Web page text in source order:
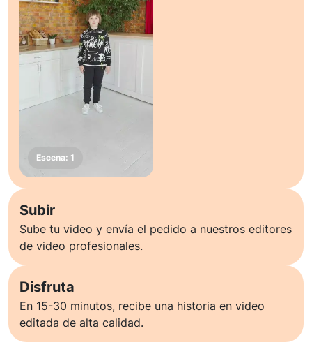
Subir
Sube tu video y envía el pedido a nuestros editores
de video profesionales.
Disfruta
En 15-30 minutos, recibe una historia en video
editada de alta calidad.